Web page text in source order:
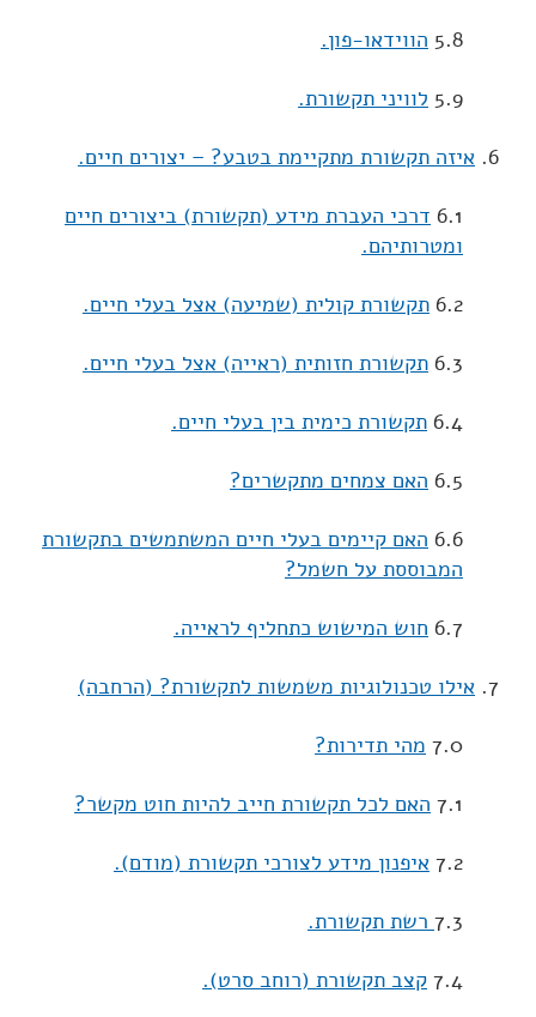
5.8 הווידאו-פון.
5.9 לוויני תקשורת.
6. איזה תקשורת מתקיימת בטבע? – יצורים חיים.
6.1 דרכי העברת מידע (תקשורת) ביצורים חיים
ומטרותיהם.
6.2 תקשורת קולית (שמיעה) אצל בעלי חיים.
6.3 תקשורת חזותית (ראייה) אצל בעלי חיים.
6.4 תקשורת כימית בין בעלי חיים.
6.5 האם צמחים מתקשרים?
6.6 האם קיימים בעלי חיים המשתמשים בתקשורת
המבוססת על חשמל?
6.7 חוש המישוש כתחליף לראייה.
7. אילו טכנולוגיות משמשות לתקשורת? (הרחבה)
7.0 מהי תדירות?
7.1 האם לכל תקשורת חייב להיות חוט מקשר?
7.2 איפנון מידע לצורכי תקשורת (מודם).
7.3 רשת תקשורת.
7.4 קצב תקשורת (רוחב סרט).